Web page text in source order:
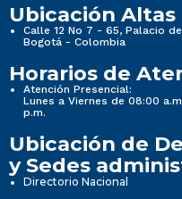
Ubicación Altas
Calle 12 No 7 - 65, Palacio
Bogotá - Colombia
Horarios de
Atención Presencial:
Lunes a Viernes de 08:00
p.m.
Ubicación de
y Sedes
Directorio Nacional